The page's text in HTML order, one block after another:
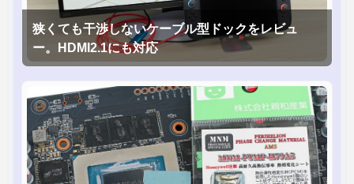
狭くても干渉しないケーブル型ドックをレビュ
ー。HDMI2.1にも対応